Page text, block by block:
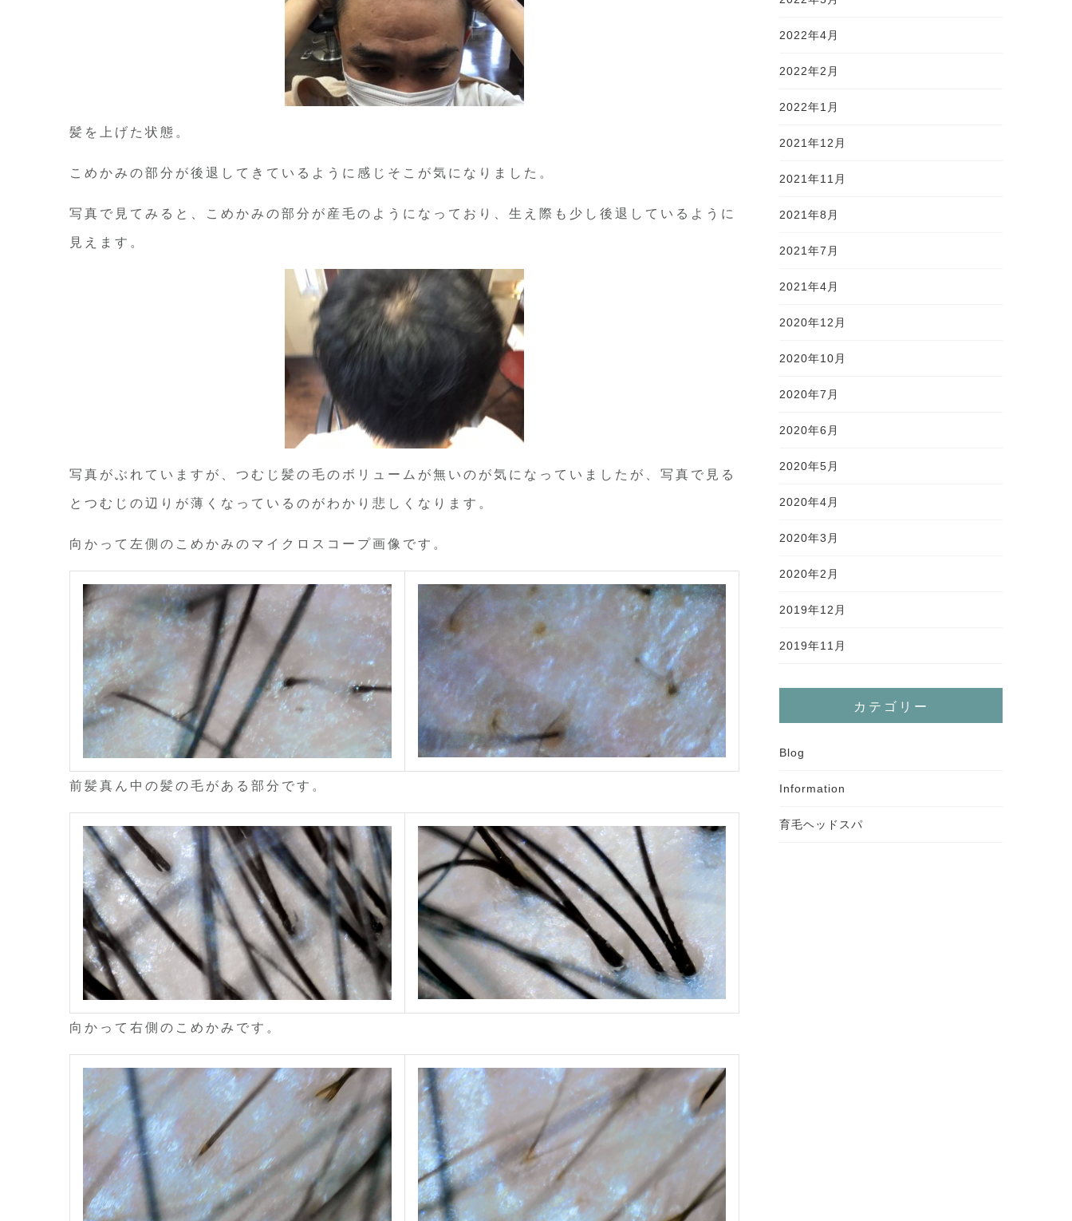
髪を上げた状態。
こめかみの部分が後退してきているように感じそこが気になりました。
写真で見てみると、こめかみの部分が産毛のようになっており、生え際も少し後退しているように
見えます。
写真がぶれていますが、つむじ髪の毛のボリュームが無いのが気になっていましたが、写真で見る
とつむじの辺りが薄くなっているのがわかり悲しくなります。
向かって左側のこめかみのマイクロスコープ画像です。
前髪真ん中の髪の毛がある部分です。
向かって右側のこめかみです。
2022年4月
2022年2月
2022年1月
2021年12月
2021年11月
2021年8月
2021年7月
2021年4月
2020年12月
2020年10月
2020年7月
2020年6月
2020年5月
2020年4月
2020年3月
2020年2月
2019年12月
2019年11月
カテゴリー
Blog
Information
育毛ヘッドスパ